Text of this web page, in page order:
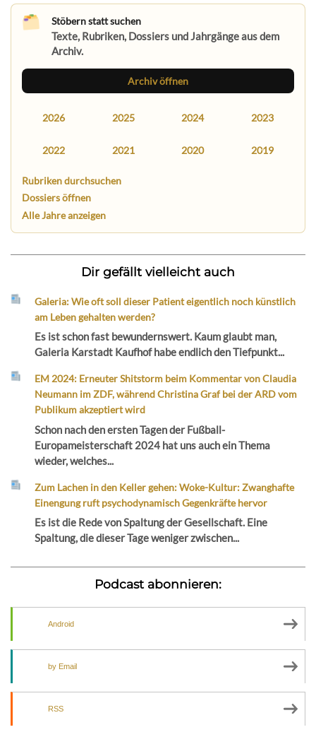
Stöbern statt suchen
Texte, Rubriken, Dossiers und Jahrgänge aus dem
Archiv.
Archiv öffnen
2026 2025 2024 2023
2022 2021 2020 2019
Rubriken durchsuchen
Dossiers öffnen
Alle Jahre anzeigen
Dir gefällt vielleicht auch
Galeria: Wie oft soll dieser Patient eigentlich noch künstlich
am Leben gehalten werden?
Es ist schon fast bewundernswert. Kaum glaubt man,
Galeria Karstadt Kaufhof habe endlich den Tiefpunkt...
EM 2024: Erneuter Shitstorm beim Kommentar von Claudia
Neumann im ZDF, während Christina Graf bei der ARD vom
Publikum akzeptiert wird
Schon nach den ersten Tagen der Fußball-
Europameisterschaft 2024 hat uns auch ein Thema
wieder, welches...
Zum Lachen in den Keller gehen: Woke-Kultur: Zwanghafte
Einengung ruft psychodynamisch Gegenkräfte hervor
Es ist die Rede von Spaltung der Gesellschaft. Eine
Spaltung, die dieser Tage weniger zwischen...
Podcast abonnieren:
Android
by Email
RSS